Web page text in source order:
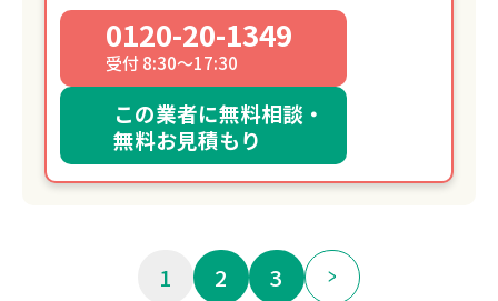
0120-20-1349
受付 8:30～17:30
この業者に無料相談・
無料お見積もり
1 2 3